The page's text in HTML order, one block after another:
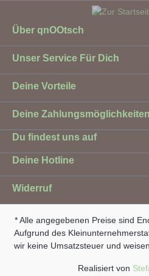
Über qnOOtsch
Unser Service Für Dich
Deine Vorteile
Deine Zahlungsmöglichkeiten
Du findest uns auf
Deine Hotline
Widerruf
* Alle angegebenen Preise sind
Aufgrund des
wir keine Umsatzsteuer und
Realisiert von